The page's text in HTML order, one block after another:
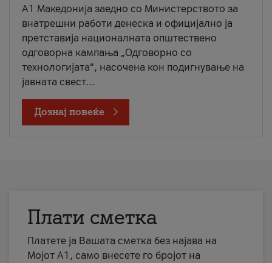
A1 Македонија заедно со Министерството за
внатрешни работи денеска и официјално ја
претставија националната општествено
одговорна кампања „Одговорно со
технологијата“, насочена кон подигнување на
јавната свест...
Дознај повеќе
Плати сметка
Платете ја Вашата сметка без најава на
Мојот А1, само внесете го бројот на